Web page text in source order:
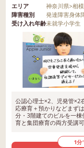
エリア 神奈川県>相
障害種別
発達障害身体
受け入れ年齢未就学小学生
公認心理士×2、児発管×2
応療育＋預かりなどまず
分・3階建てのビルを一
育と集団療育の両方受講
1分